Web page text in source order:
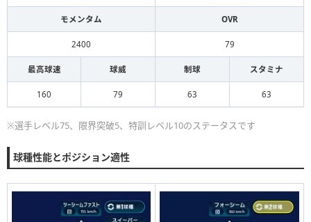
モメンタム OVR
2400 79
最高球速 球威 制球 スタミナ
160 79 63 63
※選手レベル75、限界突破5、特訓レベル10のステータスです
球種性能とポジション適性